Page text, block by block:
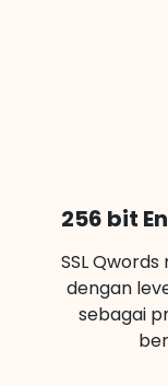
256 bit
SSL
dengan
sebagai